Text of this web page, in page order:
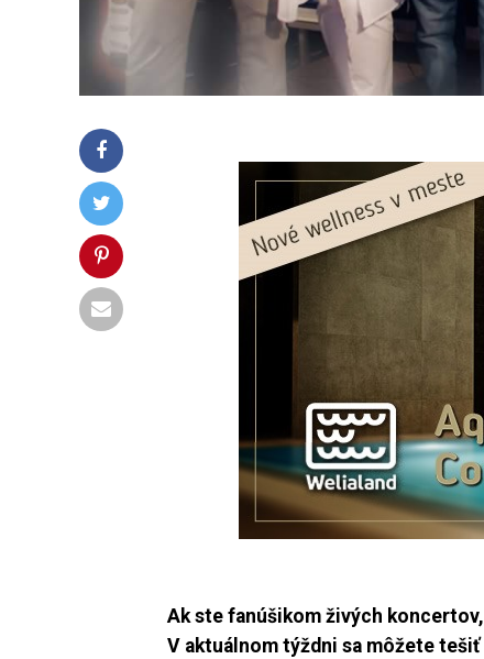
Ak ste fanúšikom živých
V aktuálnom týždni sa môžete tešiť